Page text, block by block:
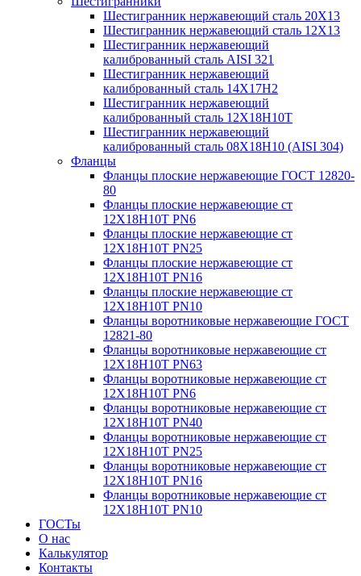
Шестигранник нержавеющий сталь 20Х13
Шестигранник нержавеющий сталь 12Х13
Шестигранник нержавеющий
калиброванный сталь AISI 321
Шестигранник нержавеющий
калиброванный сталь 14Х17Н2
Шестигранник нержавеющий
калиброванный сталь 12Х18Н10Т
Шестигранник нержавеющий
калиброванный сталь 08Х18Н10 (AISI 304)
Фланцы
Фланцы плоские нержавеющие ГОСТ 12820-
80
Фланцы плоские нержавеющие ст
12Х18Н10Т PN6
Фланцы плоские нержавеющие ст
12Х18Н10Т PN25
Фланцы плоские нержавеющие ст
12Х18Н10Т PN16
Фланцы плоские нержавеющие ст
12Х18Н10Т PN10
Фланцы воротниковые нержавеющие ГОСТ
12821-80
Фланцы воротниковые нержавеющие ст
12Х18Н10Т PN63
Фланцы воротниковые нержавеющие ст
12Х18Н10Т PN6
Фланцы воротниковые нержавеющие ст
12Х18Н10Т PN40
Фланцы воротниковые нержавеющие ст
12Х18Н10Т PN25
Фланцы воротниковые нержавеющие ст
12Х18Н10Т PN16
Фланцы воротниковые нержавеющие ст
12Х18Н10Т PN10
ГОСТы
О нас
Калькулятор
Контакты